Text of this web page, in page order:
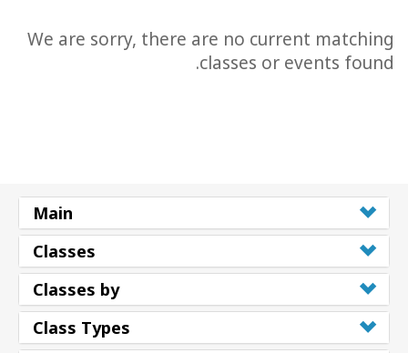
We are sorry, there are no current matching
classes or events found.
Main
Classes
Classes by
Class Types